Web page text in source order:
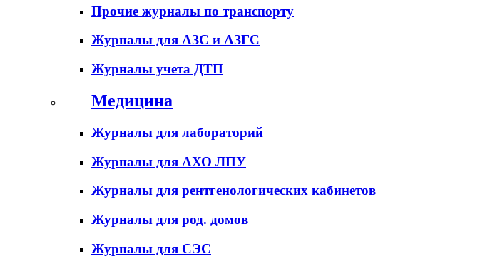
Прочие журналы по транспорту
Журналы для АЗС и АЗГС
Журналы учета ДТП
Медицина
Журналы для лабораторий
Журналы для АХО ЛПУ
Журналы для рентгенологических кабинетов
Журналы для род. домов
Журналы для СЭС